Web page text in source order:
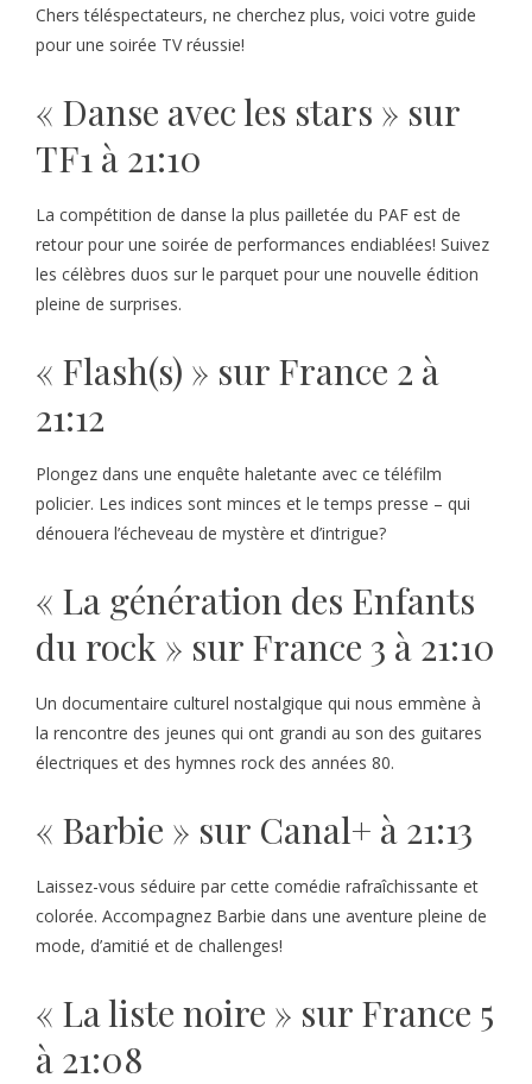
Chers téléspectateurs, ne cherchez plus, voici votre guide
pour une soirée TV réussie!
« Danse avec les stars » sur
TF1 à 21:10
La compétition de danse la plus pailletée du PAF est de
retour pour une soirée de performances endiablées! Suivez
les célèbres duos sur le parquet pour une nouvelle édition
pleine de surprises.
« Flash(s) » sur France 2 à
21:12
Plongez dans une enquête haletante avec ce téléfilm
policier. Les indices sont minces et le temps presse – qui
dénouera l’écheveau de mystère et d’intrigue?
« La génération des Enfants
du rock » sur France 3 à 21:10
Un documentaire culturel nostalgique qui nous emmène à
la rencontre des jeunes qui ont grandi au son des guitares
électriques et des hymnes rock des années 80.
« Barbie » sur Canal+ à 21:13
Laissez-vous séduire par cette comédie rafraîchissante et
colorée. Accompagnez Barbie dans une aventure pleine de
mode, d’amitié et de challenges!
« La liste noire » sur France 5
à 21:08